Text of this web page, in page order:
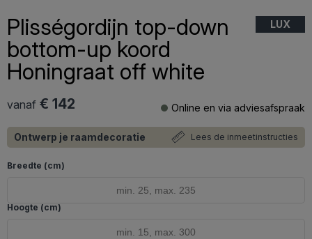
Plisségordijn top-down
bottom-up koord
Honingraat off white
LUX
vanaf € 142 Online en via adviesafspraak
Ontwerp je raamdecoratie Lees de inmeetinstructies
Breedte (cm)
Hoogte (cm)